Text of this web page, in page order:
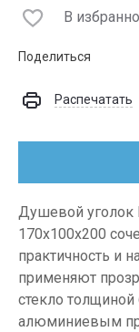
В
Поделиться
Распечатать
Душевой уголок
170x100x200
практичность и
применяют
стекло
алюминиевым